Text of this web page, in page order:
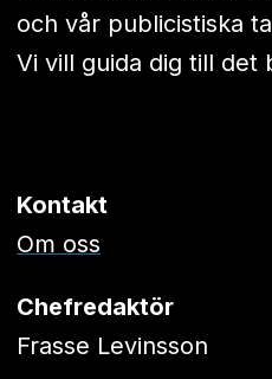
och vår publicistiska
Vi vill guida dig till det
Kontakt
Om oss
Chefredaktör
Frasse Levinsson